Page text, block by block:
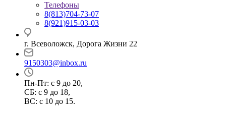
Телефоны
8(813)704-73-07
8(921)915-03-03
г. Всеволожск, Дорога Жизни 22
9150303@inbox.ru
Пн-Пт: с 9 до 20,
СБ: с 9 до 18,
ВС: с 10 до 15.